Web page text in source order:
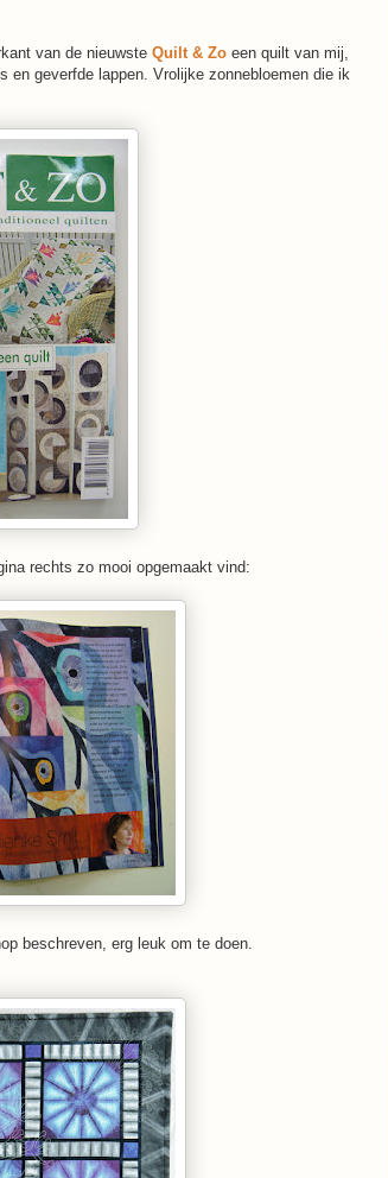
van de nieuwste Quilt & Zo een quilt van mij,
en geverfde lappen. Vrolijke zonnebloemen die ik
rechts zo mooi opgemaakt vind:
beschreven, erg leuk om te doen.